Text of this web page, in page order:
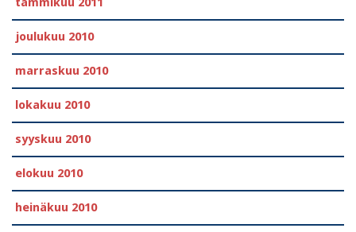
joulukuu 2010
marraskuu 2010
lokakuu 2010
syyskuu 2010
elokuu 2010
heinäkuu 2010